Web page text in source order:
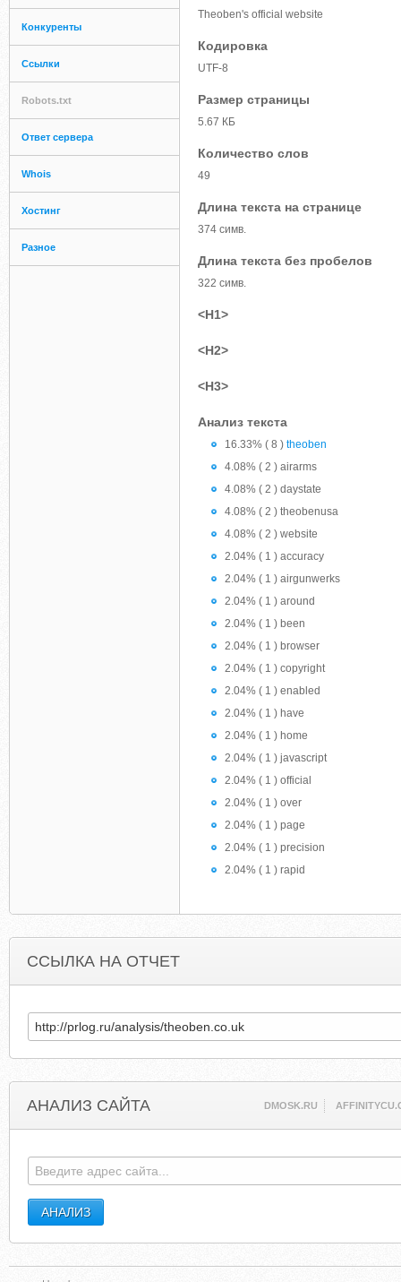
Конкуренты
Ссылки
Robots.txt
Ответ сервера
Whois
Хостинг
Разное
Theoben's official website
Кодировка
UTF-8
Размер страницы
5.67 КБ
Количество слов
49
Длина текста на странице
374 симв.
Длина текста без пробелов
322 симв.
<H1>
<H2>
<H3>
Анализ текста
16.33% ( 8 ) theoben
4.08% ( 2 ) airarms
4.08% ( 2 ) daystate
4.08% ( 2 ) theobenusa
4.08% ( 2 ) website
2.04% ( 1 ) accuracy
2.04% ( 1 ) airgunwerks
2.04% ( 1 ) around
2.04% ( 1 ) been
2.04% ( 1 ) browser
2.04% ( 1 ) copyright
2.04% ( 1 ) enabled
2.04% ( 1 ) have
2.04% ( 1 ) home
2.04% ( 1 ) javascript
2.04% ( 1 ) official
2.04% ( 1 ) over
2.04% ( 1 ) page
2.04% ( 1 ) precision
2.04% ( 1 ) rapid
ССЫЛКА НА ОТЧЕТ
АНАЛИЗ САЙТА DMOSK.RU